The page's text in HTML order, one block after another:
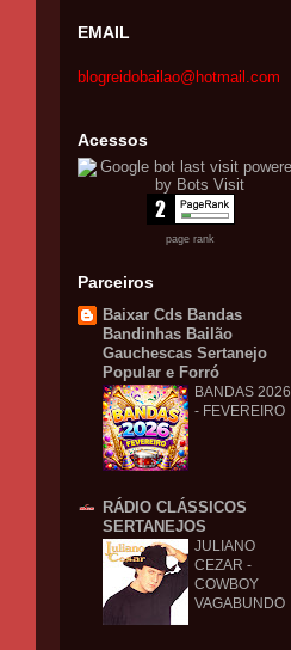
EMAIL
blogreidobailao@hotmail.com
Acessos
page rank
Parceiros
Baixar Cds Bandas
Bandinhas Bailão
Gauchescas Sertanejo
Popular e Forró
BANDAS 2026
- FEVEREIRO
RÁDIO CLÁSSICOS
SERTANEJOS
JULIANO
CEZAR -
COWBOY
VAGABUNDO